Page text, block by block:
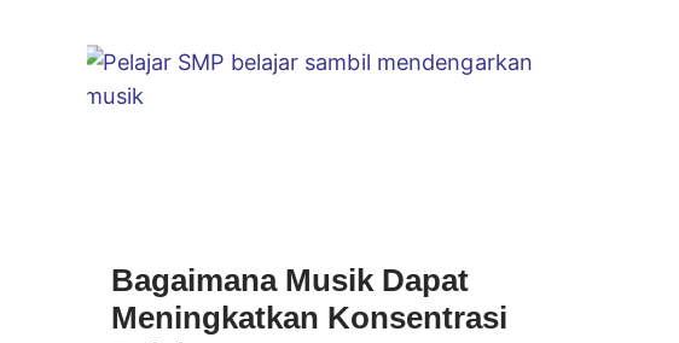
Bagaimana Musik Dapat
Meningkatkan Konsentrasi